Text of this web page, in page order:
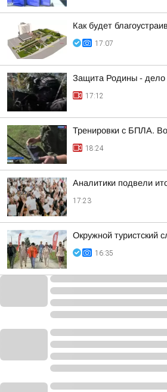
Как будет
17:07
Защита Родины - дело
17:12
Тренировки с БПЛА.
18:24
Аналитики подвели
17:23
Окружной туристский
16:35